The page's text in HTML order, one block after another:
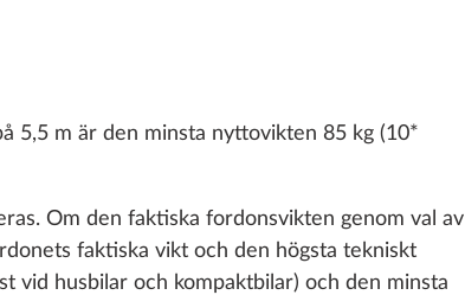
5,5 m är den minsta nyttovikten 85 kg (10*
Om den faktiska fordonsvikten genom val av
faktiska vikt och den högsta tekniskt
vid husbilar och kompaktbilar) och den minsta